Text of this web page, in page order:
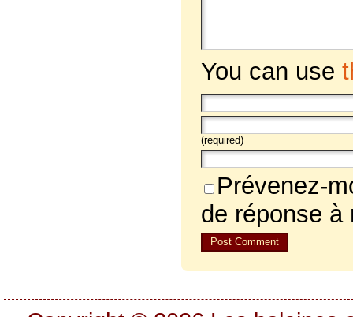
You can use
(required)
Prévenez-
de réponse à